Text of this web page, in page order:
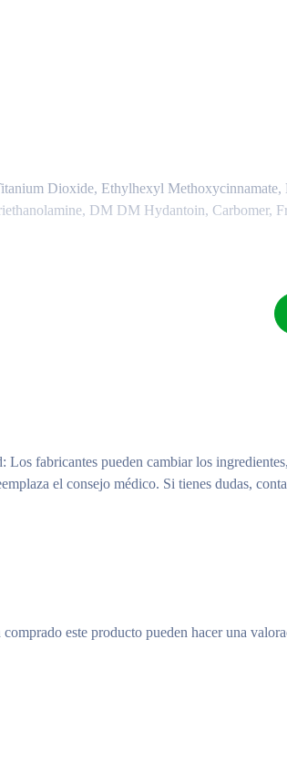
Dioxide, Ethylhexyl
DM DM Hydantoin, Carbomer,
: Los fabricantes pueden cambiar los
el consejo médico. Si tienes dudas,
este producto pueden hacer una